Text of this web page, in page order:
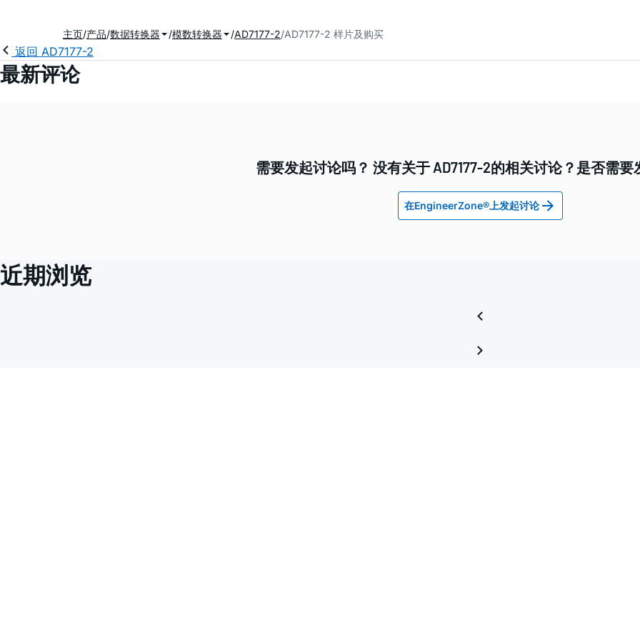
主页 产品 数据转换器 模数转换器 AD7177-2 AD7177-2 样片及购买
返回 AD7177-2
最新评论
需要发起讨论吗？ 没有关于 AD7177-2的相关讨论？是否需要
在EngineerZone®上发起讨论
近期浏览